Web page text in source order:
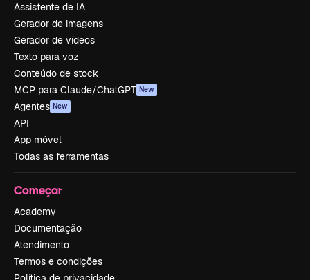
Assistente de IA
Gerador de imagens
Gerador de vídeos
Texto para voz
Conteúdo de stock
MCP para Claude/ChatGPT New
Agentes New
API
App móvel
Todas as ferramentas
Começar
Academy
Documentação
Atendimento
Termos e condições